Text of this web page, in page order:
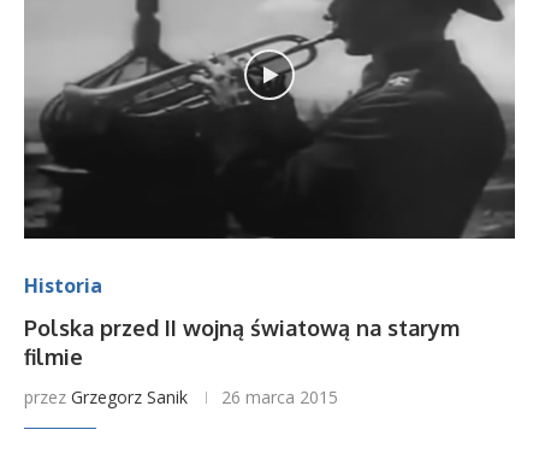
Historia
Polska przed II wojną światową na starym
filmie
przez Grzegorz Sanik 26 marca 2015